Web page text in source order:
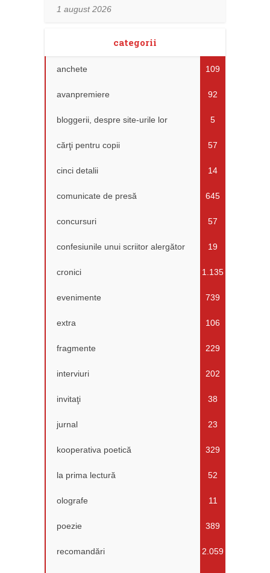
1 august 2026
categorii
anchete 109
avanpremiere 92
bloggerii, despre site-urile lor 5
cărţi pentru copii 57
cinci detalii 14
comunicate de presă 645
concursuri 57
confesiunile unui scriitor alergător 19
cronici 1.135
evenimente 739
extra 106
fragmente 229
interviuri 202
invitaţi 38
jurnal 23
kooperativa poetică 329
la prima lectură 52
olografe 11
poezie 389
recomandări 2.059